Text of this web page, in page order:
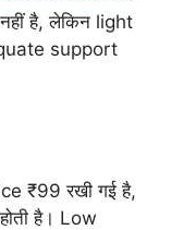
है, लेकिन light
support
₹99 रखी गई है,
है। Low